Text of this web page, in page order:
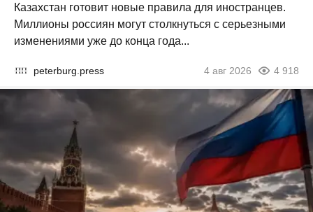
Казахстан готовит новые правила для иностранцев.
Миллионы россиян могут столкнуться с серьезными
изменениями уже до конца года...
peterburg.press 4 авг 2026 4 918